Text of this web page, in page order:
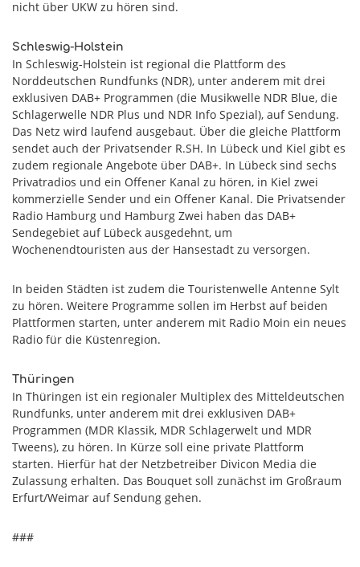
nicht über UKW zu hören sind.
Schleswig-Holstein
In Schleswig-Holstein ist regional die Plattform des
Norddeutschen Rundfunks (NDR), unter anderem mit drei
exklusiven DAB+ Programmen (die Musikwelle NDR Blue, die
Schlagerwelle NDR Plus und NDR Info Spezial), auf Sendung.
Das Netz wird laufend ausgebaut. Über die gleiche Plattform
sendet auch der Privatsender R.SH. In Lübeck und Kiel gibt es
zudem regionale Angebote über DAB+. In Lübeck sind sechs
Privatradios und ein Offener Kanal zu hören, in Kiel zwei
kommerzielle Sender und ein Offener Kanal. Die Privatsender
Radio Hamburg und Hamburg Zwei haben das DAB+
Sendegebiet auf Lübeck ausgedehnt, um
Wochenendtouristen aus der Hansestadt zu versorgen.
In beiden Städten ist zudem die Touristenwelle Antenne Sylt
zu hören. Weitere Programme sollen im Herbst auf beiden
Plattformen starten, unter anderem mit Radio Moin ein neues
Radio für die Küstenregion.
Thüringen
In Thüringen ist ein regionaler Multiplex des Mitteldeutschen
Rundfunks, unter anderem mit drei exklusiven DAB+
Programmen (MDR Klassik, MDR Schlagerwelt und MDR
Tweens), zu hören. In Kürze soll eine private Plattform
starten. Hierfür hat der Netzbetreiber Divicon Media die
Zulassung erhalten. Das Bouquet soll zunächst im Großraum
Erfurt/Weimar auf Sendung gehen.
###